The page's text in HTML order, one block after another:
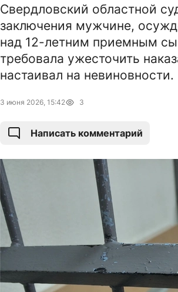
Свердловский областной
заключения мужчине,
над 12-летним приемным
требовала ужесточить
настаивал на невиновности.
3 июня 2026, 15:42 3
Написать комментарий